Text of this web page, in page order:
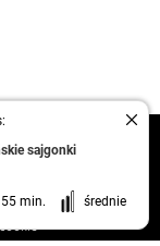
sajgonki
55 min. średnie